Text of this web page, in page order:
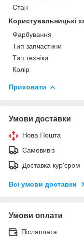
Стан
Користувальницькі
Фарбування
Тип запчастини
Тип техніки
Колір
Приховати
Умови доставки
Нова Пошта
Самовивіз
Доставка кур'єром
Всі умови доставки
Умови оплати
Післяплата